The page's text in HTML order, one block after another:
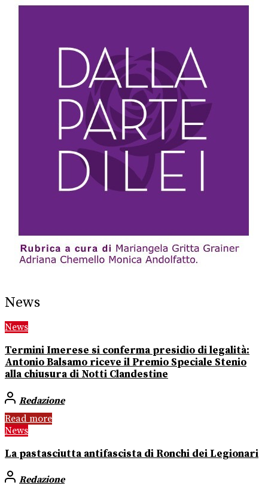
News
News
Termini Imerese si conferma presidio di legalità:
Antonio Balsamo riceve il Premio Speciale Stenio
alla chiusura di Notti Clandestine
Redazione
Read more
News
La pastasciutta antifascista di Ronchi dei Legionari
Redazione